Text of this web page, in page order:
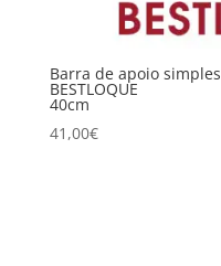
Barra de apoio simples
BESTLOQUE
40cm
41,00€